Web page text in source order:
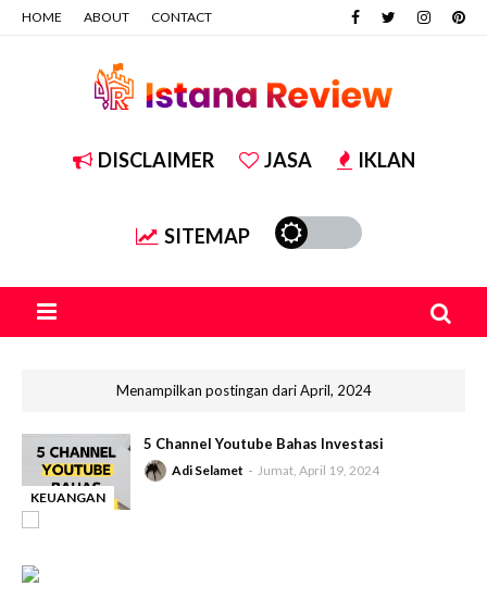
HOME ABOUT CONTACT
DISCLAIMER JASA IKLAN
SITEMAP
Menampilkan postingan dari April, 2024
KEUANGAN
5 Channel Youtube Bahas Investasi
Adi Selamet Jumat, April 19, 2024